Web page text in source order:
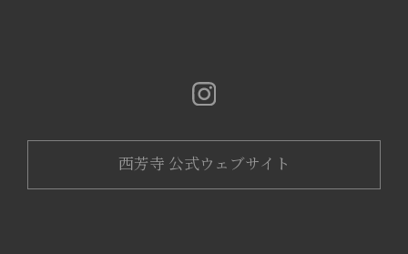
西芳寺 公式ウェブサイト